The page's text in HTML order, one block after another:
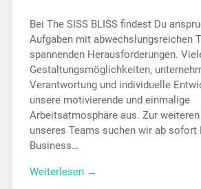
Bei The SISS BLISS findest Du
Aufgaben mit abwechslungsreichen
spannenden Herausforderungen.
Gestaltungsmöglichkeiten,
Verantwortung und individuelle
unsere motivierende und einmalige
Arbeitsatmosphäre aus. Zur
unseres Teams suchen wir ab sofort
Business…
Weiterlesen →